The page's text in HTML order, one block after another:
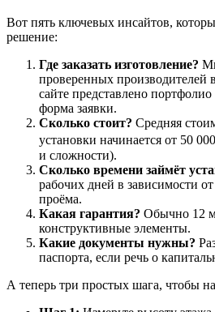
Вот пять ключевых инсайтов,
решение:
Где заказать изготовление?
проверенных производителей
сайте представлено
форма заявки.
Сколько стоит? Средняя
установки начинается от 50
и сложности).
Сколько времени займёт
рабочих дней в зависимости
проёма.
Какая гарантия? Обычно 12
конструктивные элементы.
Какие документы нужны?
паспорта, если речь о
А теперь три простых шага, чтобы